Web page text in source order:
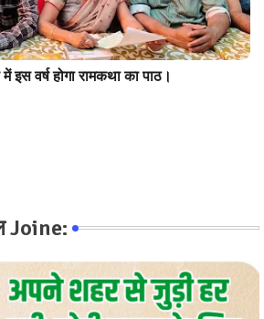
वर्ष होगा रामकथा का पाठ।
Joine: